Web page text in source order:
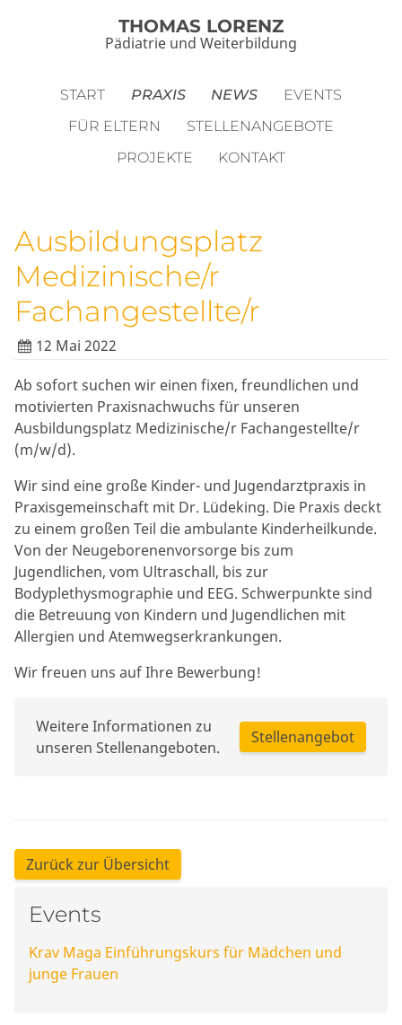
THOMAS LORENZ
Pädiatrie und Weiterbildung
START PRAXIS NEWS
EVENTS
FÜR ELTERN
STELLENANGEBOTE
PROJEKTE
KONTAKT
Ausbildungsplatz
Medizinische/r
Fachangestellte/r
12 Mai 2022
Ab sofort suchen wir einen fixen, freundlichen und
motivierten Praxisnachwuchs für unseren
Ausbildungsplatz Medizinische/r Fachangestellte/r
(m/w/d).
Wir sind eine große Kinder- und Jugendarztpraxis in
Praxisgemeinschaft mit Dr. Lüdeking. Die Praxis deckt
zu einem großen Teil die ambulante Kinderheilkunde.
Von der Neugeborenenvorsorge bis zum
Jugendlichen, vom Ultraschall, bis zur
Bodyplethysmographie und EEG. Schwerpunkte sind
die Betreuung von Kindern und Jugendlichen mit
Allergien und Atemwegserkrankungen.
Wir freuen uns auf Ihre Bewerbung!
Weitere Informationen zu
unseren Stellenangeboten.
Stellenangebot
Zurück zur Übersicht
Events
Krav Maga Einführungskurs für Mädchen und
junge Frauen